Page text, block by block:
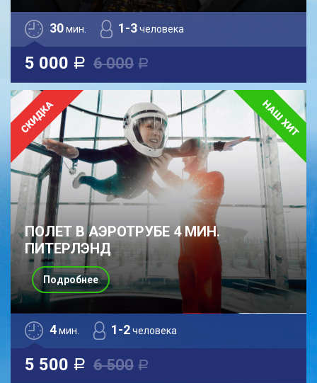
30мин. 1-3человека
5 000 a 6 000 a
ПОЛЕТ В АЭРОТРУБЕ 4 МИН.
ПИТЕРЛЭНД
4мин. 1-2человека
5 500 a 6 500 a
Подробнее